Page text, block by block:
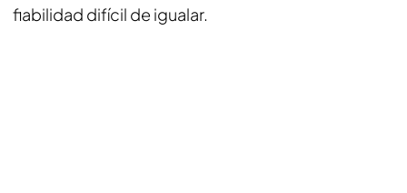
fiabilidad difícil de igualar.